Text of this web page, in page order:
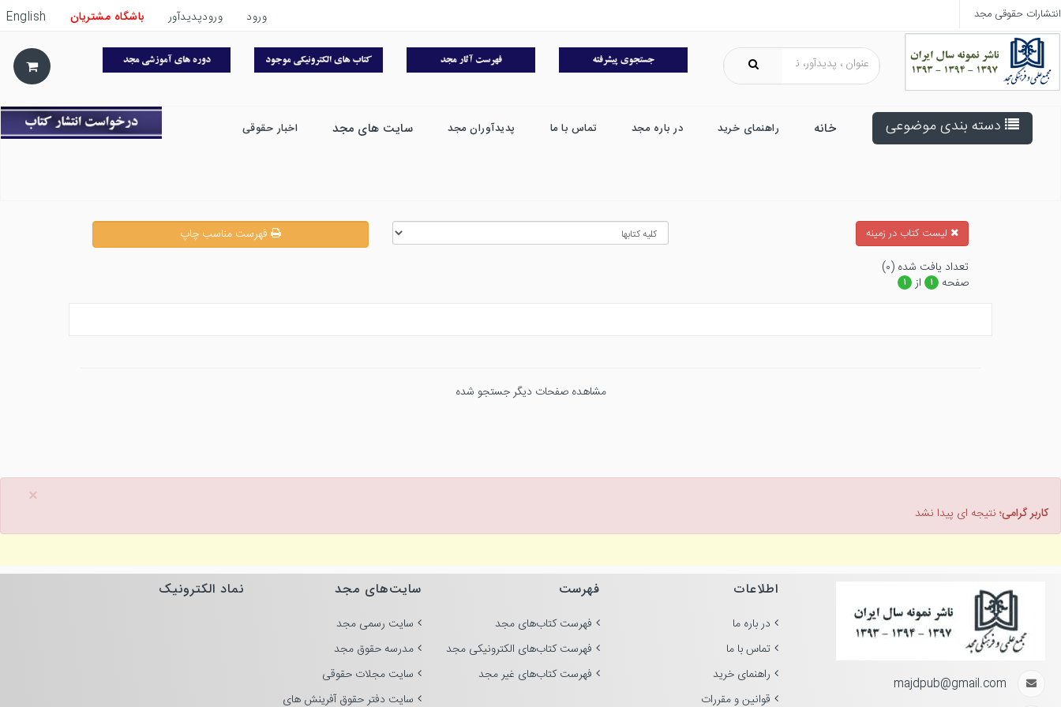
انتشارات حقوقی مجد ورود ورودپدیدآور باشگاه مشتریان English
دسته بندی موضوعی خانه راهنمای خرید در باره مجد تماس با ما پدیدآوران مجد سایت های مجد اخبار حقوقی
ليست كتاب در زمينه
فهرست مناسب چاپ
تعداد يافت شده (۰)
صفحه
۱ از ۱
مشاهده صفحات دیگر جستجو شده
×
کاربر گرامی؛ نتیجه ای پیدا نشد
majdpub@gmail.com
اطلاعات
در باره ما
تماس با ما
راهنمای خرید
قوانین و مقررات
فهرست
فهرست کتاب‌های مجد
فهرست کتاب‌های الکترونیکی مجد
فهرست کتاب‌های غیر مجد
سایت‌های مجد
سایت رسمی مجد
مدرسه حقوق مجد
سایت مجلات حقوقی
سایت دفتر حقوق آفرینش های
نماد الکترونیک